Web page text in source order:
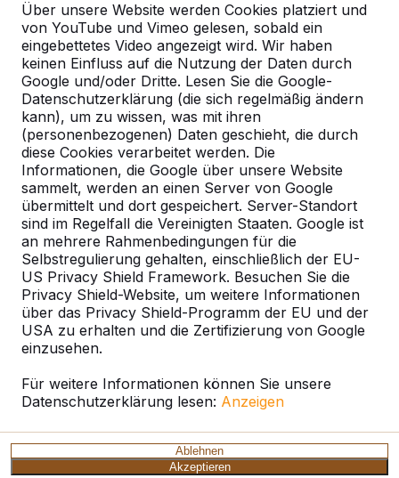
Über unsere Website werden Cookies platziert und
von YouTube und Vimeo gelesen, sobald ein
eingebettetes Video angezeigt wird. Wir haben
keinen Einfluss auf die Nutzung der Daten durch
Google und/oder Dritte. Lesen Sie die Google-
Datenschutzerklärung (die sich regelmäßig ändern
kann), um zu wissen, was mit ihren
(personenbezogenen) Daten geschieht, die durch
diese Cookies verarbeitet werden. Die
Informationen, die Google über unsere Website
sammelt, werden an einen Server von Google
übermittelt und dort gespeichert. Server-Standort
sind im Regelfall die Vereinigten Staaten. Google ist
an mehrere Rahmenbedingungen für die
Selbstregulierung gehalten, einschließlich der EU-
US Privacy Shield Framework. Besuchen Sie die
Privacy Shield-Website, um weitere Informationen
über das Privacy Shield-Programm der EU und der
USA zu erhalten und die Zertifizierung von Google
einzusehen.
Für weitere Informationen können Sie unsere
Datenschutzerklärung lesen: Anzeigen
Ablehnen
Akzeptieren
Spieltische für endlosen
Spielspaß im Freien:
wetterbeständig,
außerordentlich stabil. Die ideale
Wahl.
Bestellen Sie den
Fußvolleyballtisch
beim Hersteller und
den maximalen
endlo...
Aktuelle Projekte und
Kundenberichte